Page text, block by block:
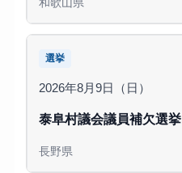
和歌山県
選挙
2026年8月9日（日）
泰阜村議会議員補欠選挙
長野県